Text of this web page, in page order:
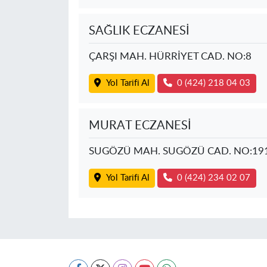
SAĞLIK ECZANESİ
ÇARŞI MAH. HÜRRİYET CAD. NO:8
Yol Tarifi Al 0 (424) 218 04 03
MURAT ECZANESİ
SUGÖZÜ MAH. SUGÖZÜ CAD.
Yol Tarifi Al 0 (424) 234 02 07